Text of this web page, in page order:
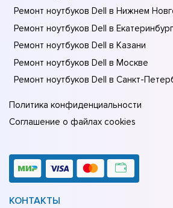
Ремонт ноутбуков Dell в Нижнем
Ремонт ноутбуков Dell в
Ремонт ноутбуков Dell в Казани
Ремонт ноутбуков Dell в Москве
Ремонт ноутбуков Dell в Санкт-
Политика конфиденциальности
Соглашение о файлах cookies
КОНТАКТЫ